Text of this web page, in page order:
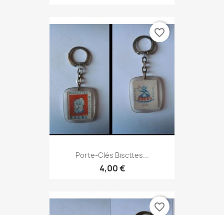
Porte-Clés Biscttes...
4,00 €
favorite_border
favorite_border